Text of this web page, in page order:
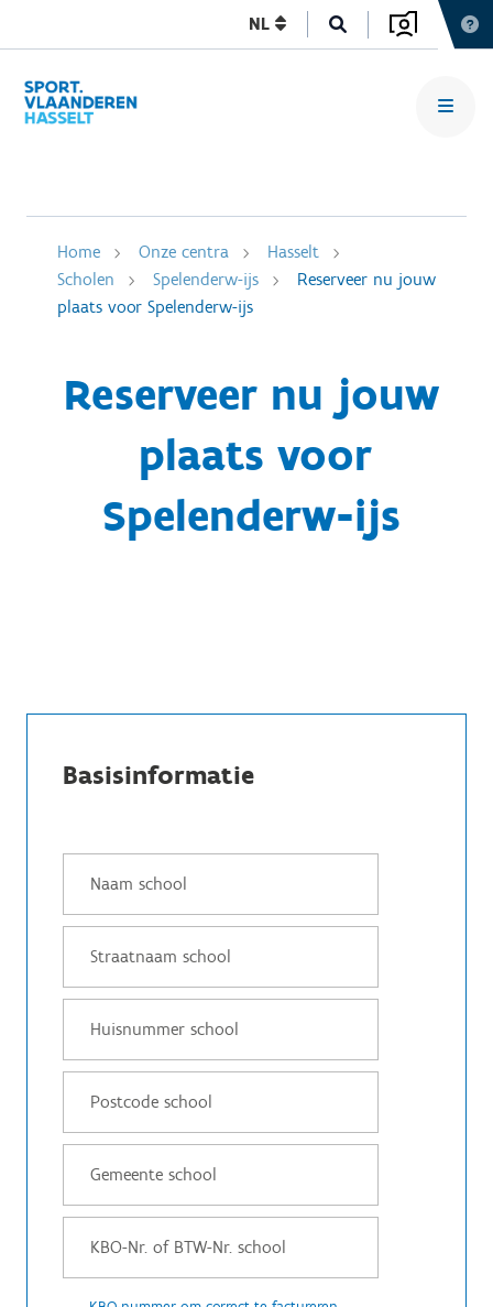
NL
Home Onze centra
Hasselt
Scholen
Spelenderw-ijs
Reserveer nu jouw
plaats voor Spelenderw-ijs
Reserveer nu jouw
plaats voor
Spelenderw-ijs
Basisinformatie